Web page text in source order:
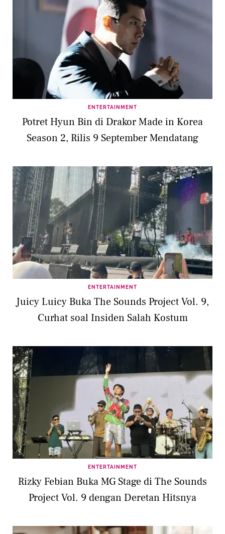
ENTERTAINMENT
Potret Hyun Bin di Drakor Made in Korea
Season 2, Rilis 9 September Mendatang
ENTERTAINMENT
Juicy Luicy Buka The Sounds Project Vol. 9,
Curhat soal Insiden Salah Kostum
ENTERTAINMENT
Rizky Febian Buka MG Stage di The Sounds
Project Vol. 9 dengan Deretan Hitsnya